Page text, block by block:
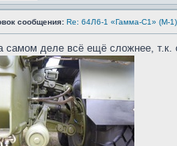
сообщения: Re: 64Л6-1 «Гамма-С1» (М-
самом деле всё ещё сложнее, т.к.